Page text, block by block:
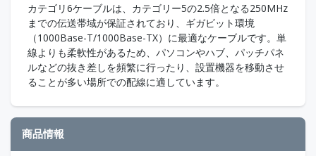
カテゴリ6ケーブルは、カテゴリー5の2.5倍となる250MHz
までの伝送帯域が保証されており、ギガビット環境
（1000Base-T/1000Base-TX）に最適なケーブルです。単
線よりも柔軟性があるため、パソコンやハブ、パッチパネ
ルなどの抜き差しを頻繁に行ったり、設置機器を移動させ
ることが多い場所での配線に適しています。
商品情報